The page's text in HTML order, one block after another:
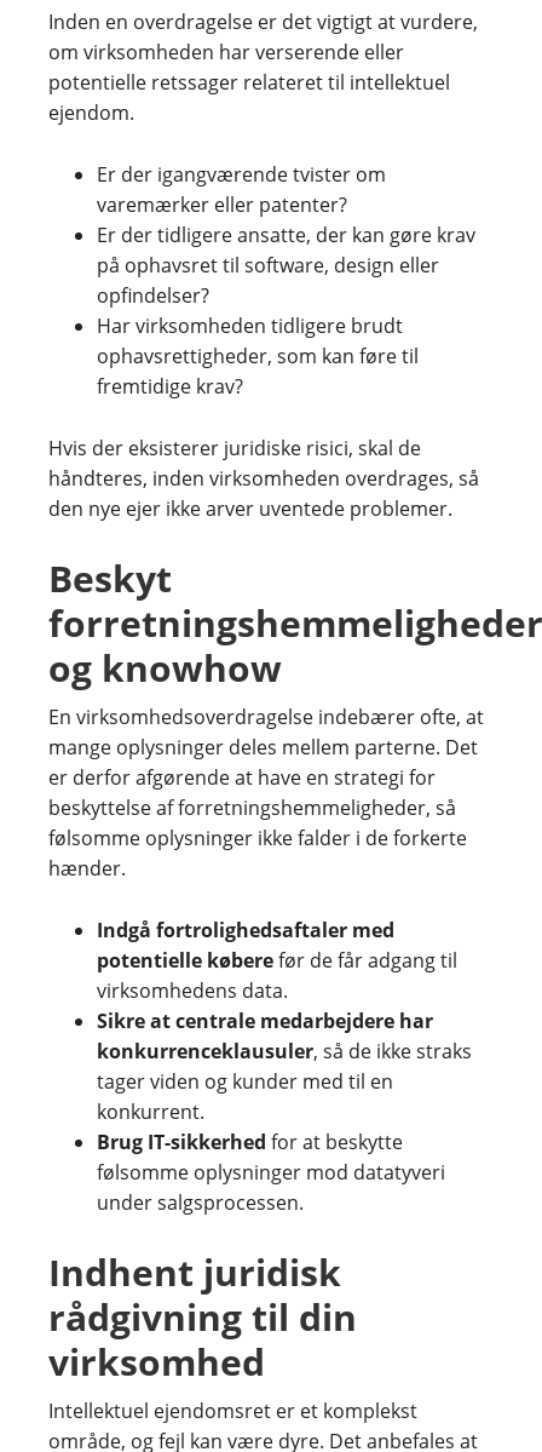
Inden en overdragelse er det vigtigt at vurdere,
om virksomheden har verserende eller
potentielle retssager relateret til intellektuel
ejendom.
Er der igangværende tvister om
varemærker eller patenter?
Er der tidligere ansatte, der kan gøre krav
på ophavsret til software, design eller
opfindelser?
Har virksomheden tidligere brudt
ophavsrettigheder, som kan føre til
fremtidige krav?
Hvis der eksisterer juridiske risici, skal de
håndteres, inden virksomheden overdrages, så
den nye ejer ikke arver uventede problemer.
Beskyt
forretningshemmeligheder
og knowhow
En virksomhedsoverdragelse indebærer ofte, at
mange oplysninger deles mellem parterne. Det
er derfor afgørende at have en strategi for
beskyttelse af forretningshemmeligheder, så
følsomme oplysninger ikke falder i de forkerte
hænder.
Indgå fortrolighedsaftaler med
potentielle køberefør de får adgang til
virksomhedens data.
Sikre at centrale medarbejdere har
konkurrenceklausuler, så de ikke straks
tager viden og kunder med til en
konkurrent.
Brug IT-sikkerhed for at beskytte
følsomme oplysninger mod datatyveri
under salgsprocessen.
Indhent juridisk
rådgivning til din
virksomhed
Intellektuel ejendomsret er et komplekst
område, og fejl kan være dyre. Det anbefales at